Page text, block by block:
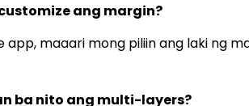
ang margin?
app, maaari mong piliin ang laki ng
ba nito ang multi-layers?